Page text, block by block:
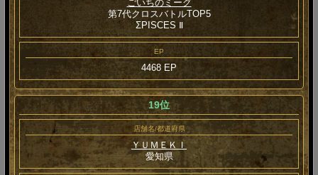
ごいちのミーグ
第7代クロスバトルTOP5
ΣPISCES Ⅱ
EP
4468 EP
19位
店舗名/都道府県
ＹＵＭＥＫＩ
愛知県